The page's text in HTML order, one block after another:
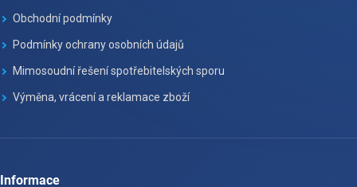
Obchodní podmínky
Podmínky ochrany osobních údajů
Mimosoudní řešení spotřebitelských sporu
Výměna, vrácení a reklamace zboží
Informace